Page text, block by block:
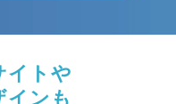
イトや
インも